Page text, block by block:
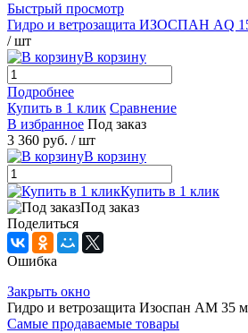
Быстрый просмотр
Гидро и ветрозащита ИЗОСПАН AQ
/ шт
В корзину
Подробнее
Купить в 1 клик Сравнение
В избранное Под заказ
3 360 руб. / шт
В корзину
Купить в 1 клик
Под заказ
Поделиться
Ошибка
Закрыть окно
Гидро и ветрозащита Изоспан АМ 35
Самые продаваемые товары